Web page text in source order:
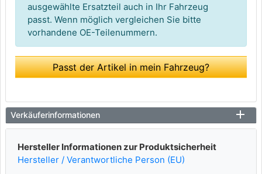
ausgewählte Ersatzteil auch in Ihr Fahrzeug
passt. Wenn möglich vergleichen Sie bitte
vorhandene OE-Teilenummern.
Passt der Artikel in mein Fahrzeug?
Verkäuferinformationen
Hersteller Informationen zur Produktsicherheit
Hersteller / Verantwortliche Person (EU)